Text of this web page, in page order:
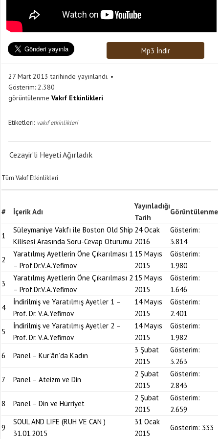
Mp3 İndir
27 Mart 2013 tarihinde yayınlandı.
Gösterim: 2.380
görüntülenme Vakıf Etkinlikleri
Etiketleri: vakıf etkinlikleri
Cezayir’li Heyeti Ağırladık
Tüm Vakıf Etkinlikleri
# İçerik Adı
Yayınladığı
Tarih
Görüntülenme
1
Süleymaniye Vakfı ile Boston Old Ship
Kilisesi Arasında Soru-Cevap Oturumu
24 Ocak
2016
Gösterim:
3.814
2
Yaratılmış Ayetlerin Öne Çıkarılması 1
– Prof.Dr.V.A.Yefimov
15 Mayıs
2015
Gösterim:
1.980
3
Yaratılmış Ayetlerin Öne Çıkarılması 2
– Prof.Dr.V.A.Yefimov
15 Mayıs
2015
Gösterim:
1.646
4
İndirilmiş ve Yaratılmış Ayetler 1 –
Prof. Dr. V.A.Yefimov
14 Mayıs
2015
Gösterim:
2.401
5
İndirilmiş ve Yaratılmış Ayetler 2 –
Prof. Dr. V.A.Yefimov
14 Mayıs
2015
Gösterim:
1.982
6
Panel – Kur’ân’da Kadın
3 Şubat
2015
Gösterim:
3.263
7
Panel – Ateizm ve Din
2 Şubat
2015
Gösterim:
2.843
8
Panel – Din ve Hürriyet
2 Şubat
2015
Gösterim:
2.659
9
SOUL AND LIFE (RUH VE CAN )
31.01.2015
31 Ocak
2015
Gösterim: 333